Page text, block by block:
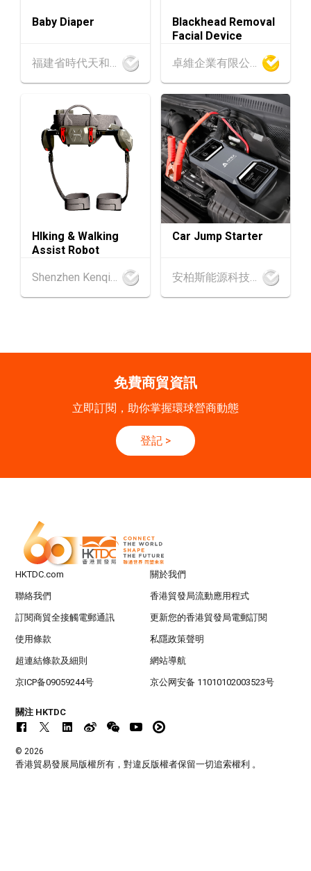
動觸達全球
1-5
香港
01.09.2026 - 05.09.2026
國際名表薈萃 2026 (香港會議展覽中心)
SEP
香港
01.09.2026 - 05.09.2026
香港貿發局香港鐘表展 2026 (香港會議展覽中
心)
02.09.2026 - 05.09.2026
香港國際時尚匯展 2026 (香港會議展覽中心)
SEP
09.09.2026 - 10.09.2026
一帶一路高峰論壇2026
9
SEP
香港
09.09.2026
SEP
運輸物流學會國際會議 2026
「香港好物節 (東盟)」2026
13.10.2026 - 16.10.2026
Baby Diaper
Blackhead Removal
Facial Device
HIking & Walking
Assist Robot
Shenzhen Kenqing Technology Co., Ltd.
Car Jump Starter
安柏斯能源科技有限公司
免費商貿資訊
立即訂閱，助你掌握環球營商動態
登記 >
HKTDC.com 關於我們
聯絡我們 香港貿發局流動應用程式
訂閱商貿全接觸電郵通訊 更新您的香港貿發局電郵訂閱
使用條款 私隱政策聲明
超連結條款及細則 網站導航
京ICP备09059244号 京公网安备 11010102003523号
關注 HKTDC
© 2026
香港貿易發展局版權所有，對違反版權者保留一切追索權利 。